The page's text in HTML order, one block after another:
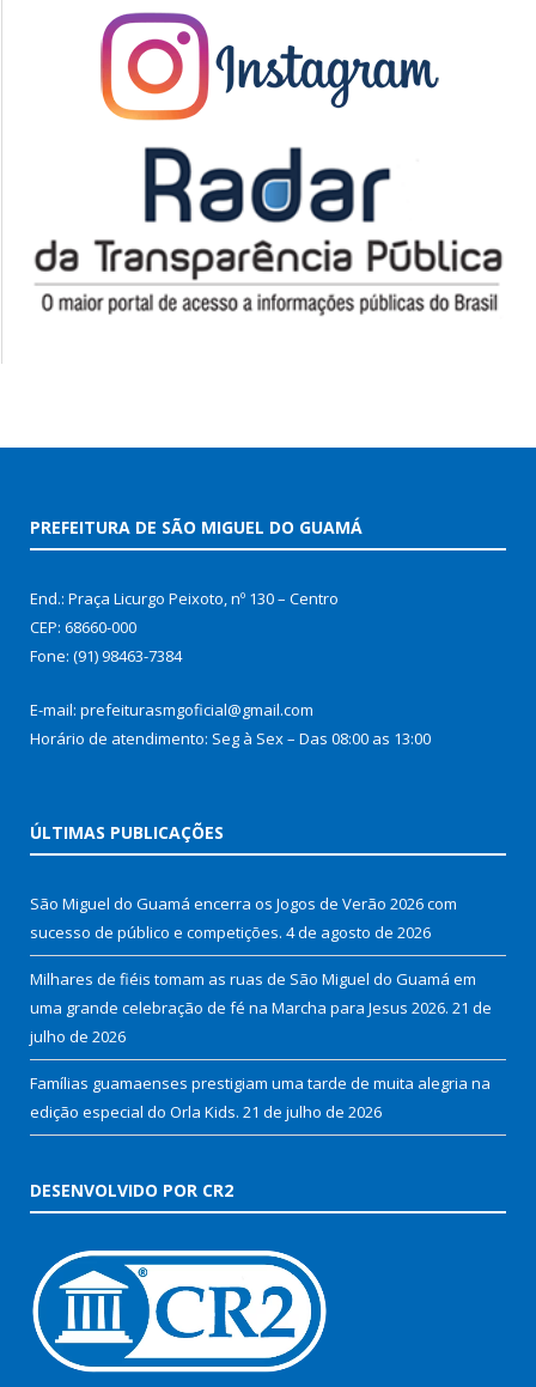
PREFEITURA DE SÃO MIGUEL DO GUAMÁ
End.: Praça Licurgo Peixoto, nº 130 – Centro
CEP: 68660-000
Fone: (91) 98463-7384
E-mail: prefeiturasmgoficial@gmail.com
Horário de atendimento: Seg à Sex – Das 08:00 as 13:00
ÚLTIMAS PUBLICAÇÕES
São Miguel do Guamá encerra os Jogos de Verão 2026 com
sucesso de público e competições. 4 de agosto de 2026
Milhares de fiéis tomam as ruas de São Miguel do Guamá em
uma grande celebração de fé na Marcha para Jesus 2026. 21 de
julho de 2026
Famílias guamaenses prestigiam uma tarde de muita alegria na
edição especial do Orla Kids. 21 de julho de 2026
DESENVOLVIDO POR CR2